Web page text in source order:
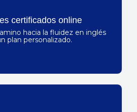
certificados online
hacia la fluidez en inglés
plan personalizado.
su consulta gratuita
un nativo más rápido de lo que
imagina